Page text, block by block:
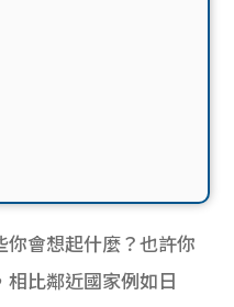
你會想起什麼？也許你
比鄰近國家例如日